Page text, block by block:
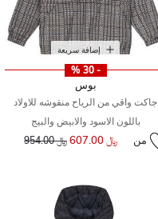
إضافة سريعة
- 30 %
بوس
جاكت واقي من الرياح منقوشه للاولاد
باللون الاسود والابيض والبيج
من ﷼ 607.00 سعر مخفض من
﷼ 954.00 إلى